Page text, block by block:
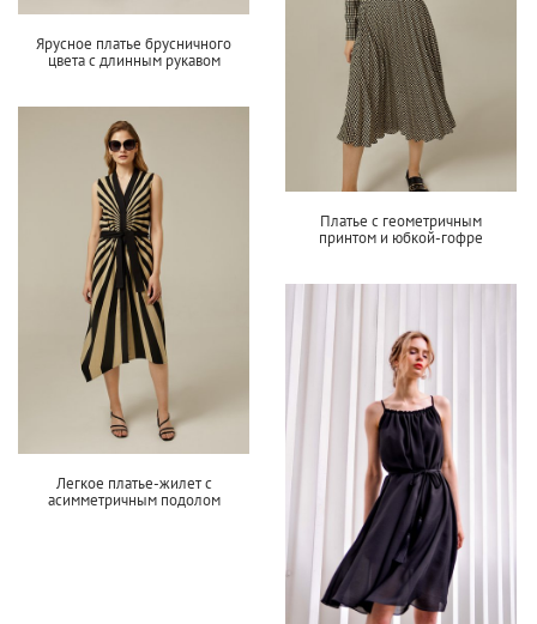
Ярусное платье брусничного
цвета с длинным рукавом
Платье с геометричным
принтом и юбкой-гофре
Легкое платье-жилет с
асимметричным подолом